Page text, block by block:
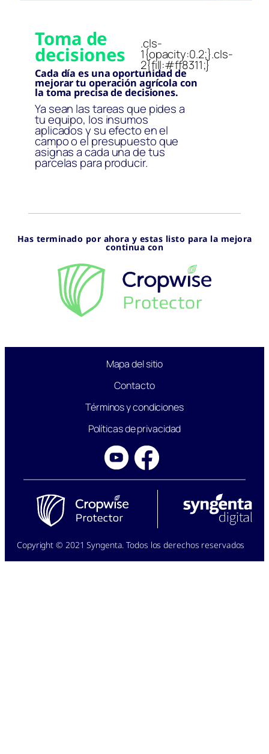
Toma de
decisiones
Cada día es una oportunidad de
mejorar tu operación agrícola con
la toma precisa de decisiones.
Ya sean las tareas que pides a
tu equipo, los insumos
aplicados y su efecto en el
campo o el presupuesto que
asignas a cada una de tus
parcelas para producir.
.cls-
1{opacity:0.2;}.cls-
2{fill:#ff8311;}
Has terminado por ahora y estas listo para la mejora
continua con
Mapa del sitio
Contacto
Términos y condiciones
Políticas de privacidad
Copyright © 2021 Syngenta. Todos los derechos reservados